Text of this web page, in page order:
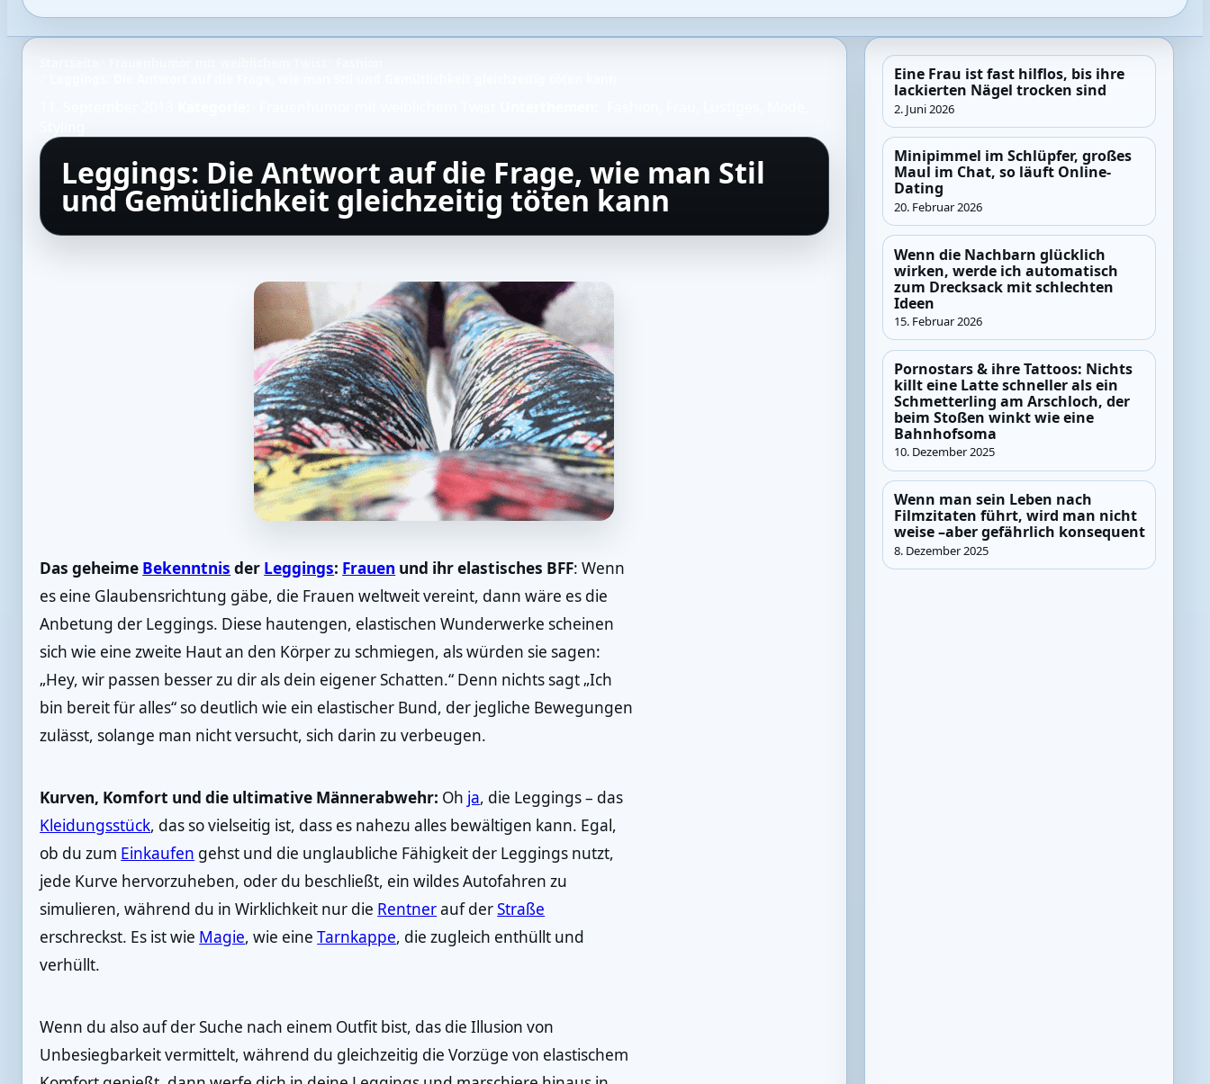
Leggings: Die Antwort auf die Frage, wie man Stil
und Gemütlichkeit gleichzeitig töten kann
Das geheime Bekenntnis der Leggings: Frauen und ihr elastisches BFF: Wenn
es eine Glaubensrichtung gäbe, die Frauen weltweit vereint, dann wäre es die
Anbetung der Leggings. Diese hautengen, elastischen Wunderwerke scheinen
sich wie eine zweite Haut an den Körper zu schmiegen, als würden sie sagen:
„Hey, wir passen besser zu dir als dein eigener Schatten.“ Denn nichts sagt „Ich
bin bereit für alles“ so deutlich wie ein elastischer Bund, der jegliche Bewegungen
zulässt, solange man nicht versucht, sich darin zu verbeugen.
Kurven, Komfort und die ultimative Männerabwehr: Oh ja, die Leggings – das
Kleidungsstück, das so vielseitig ist, dass es nahezu alles bewältigen kann. Egal,
ob du zum Einkaufen gehst und die unglaubliche Fähigkeit der Leggings nutzt,
jede Kurve hervorzuheben, oder du beschließt, ein wildes Autofahren zu
simulieren, während du in Wirklichkeit nur die Rentnerauf derStraße
erschreckst. Es ist wie Magie, wie eineTarnkappe, die zugleich enthüllt und
verhüllt.
Wenn du also auf der Suche nach einem Outfit bist, das die Illusion von
Unbesiegbarkeit vermittelt, während du gleichzeitig die Vorzüge von elastischem
Eine Frau ist fast hilflos, bis ihre
lackierten Nägel trocken sind
2. Juni 2026
Minipimmel im Schlüpfer, großes
Maul im Chat, so läuft Online-
Dating
20. Februar 2026
Wenn die Nachbarn glücklich
wirken, werde ich automatisch
zum Drecksack mit schlechten
Ideen
15. Februar 2026
Pornostars & ihre Tattoos: Nichts
killt eine Latte schneller als ein
Schmetterling am Arschloch, der
beim Stoßen winkt wie eine
Bahnhofsoma
10. Dezember 2025
Wenn man sein Leben nach
Filmzitaten führt, wird man nicht
weise –aber gefährlich konsequent
8. Dezember 2025